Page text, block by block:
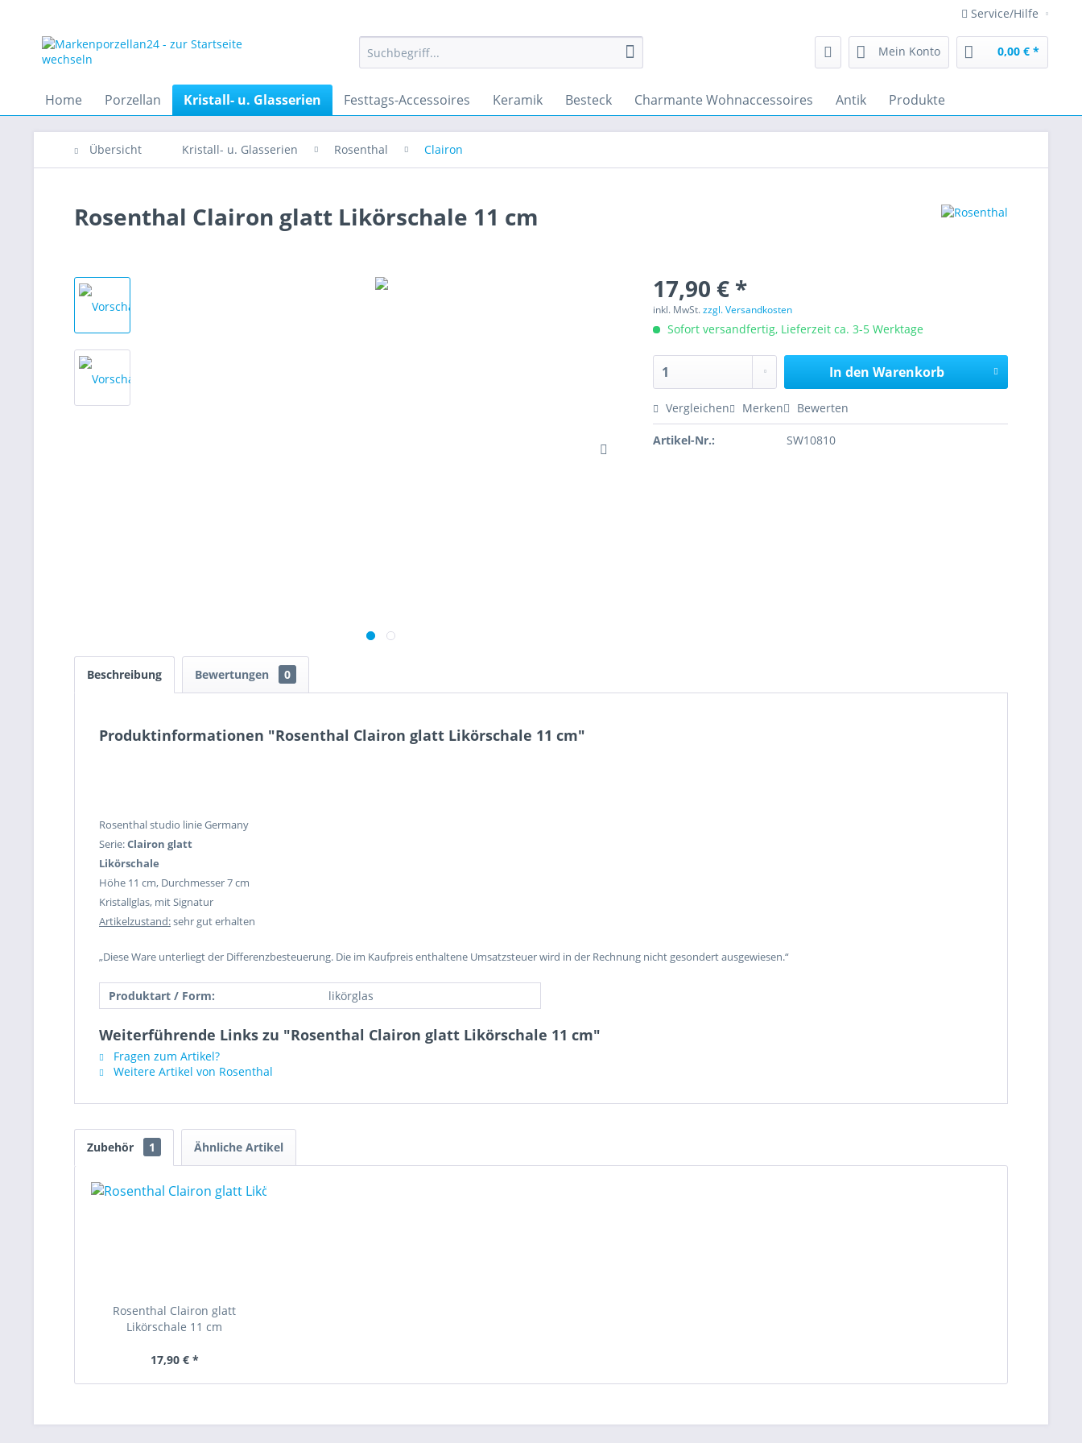
Service/Hilfe
Mein Konto 0,00 € *
Home Porzellan Kristall- u. Glasserien Festtags-Accessoires Keramik Besteck Charmante Wohnaccessoires Antik Produkte
Übersicht Kristall- u. Glasserien Rosenthal Clairon
Rosenthal Clairon glatt Likörschale 11 cm
17,90 € *
inkl. MwSt.zzgl. Versandkosten
Sofort versandfertig, Lieferzeit ca. 3-5 Werktage
In den Warenkorb
Vergleichen Merken Bewerten
Artikel-Nr.: SW10810
Beschreibung Bewertungen 0
Produktinformationen "Rosenthal Clairon glatt Likörschale 11 cm"
Rosenthal studio linie Germany
Serie:Clairon glatt
Likörschale
Höhe 11 cm, Durchmesser 7 cm
Kristallglas, mit Signatur
Artikelzustand:sehr gut erhalten
„Diese Ware unterliegt der Differenzbesteuerung. Die im Kaufpreis enthaltene Umsatzsteuer wird in der Rechnung nicht gesondert ausgewiesen.“
Produktart / Form: likörglas
Weiterführende Links zu "Rosenthal Clairon glatt Likörschale 11 cm"
Fragen zum Artikel?
Weitere Artikel von Rosenthal
Zubehör 1 Ähnliche Artikel
Rosenthal Clairon glatt
Likörschale 11 cm
17,90 € *